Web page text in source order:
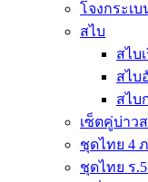
โจงกระเบ
สไบ
สไบ
สไบ
สไบ
เซ็ตคู่บ่าว
ชุดไทย 4
ชุดไทย ร